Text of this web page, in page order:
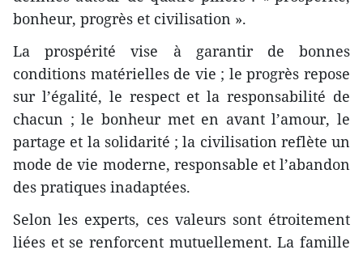
bonheur, progrès et civilisation ».
La prospérité vise à garantir de bonnes
conditions matérielles de vie ; le progrès repose
sur l’égalité, le respect et la responsabilité de
chacun ; le bonheur met en avant l’amour, le
partage et la solidarité ; la civilisation reflète un
mode de vie moderne, responsable et l’abandon
des pratiques inadaptées.
Selon les experts, ces valeurs sont étroitement
liées et se renforcent mutuellement. La famille